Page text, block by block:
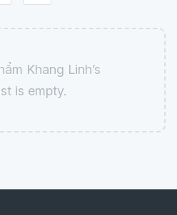
Khang Linh’s
is empty.